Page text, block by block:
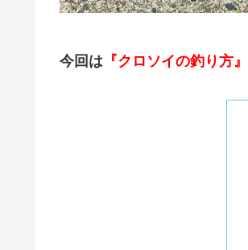
今回は 『クロソイの釣り方』